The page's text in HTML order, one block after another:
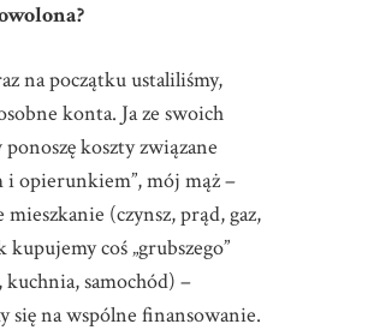
na początku ustaliliśmy,
konta. Ja ze swoich
koszty związane
i opierunkiem”, mój mąż –
(czynsz, prąd, gaz,
kupujemy coś „grubszego”
samochód) –
się na wspólne finansowanie.